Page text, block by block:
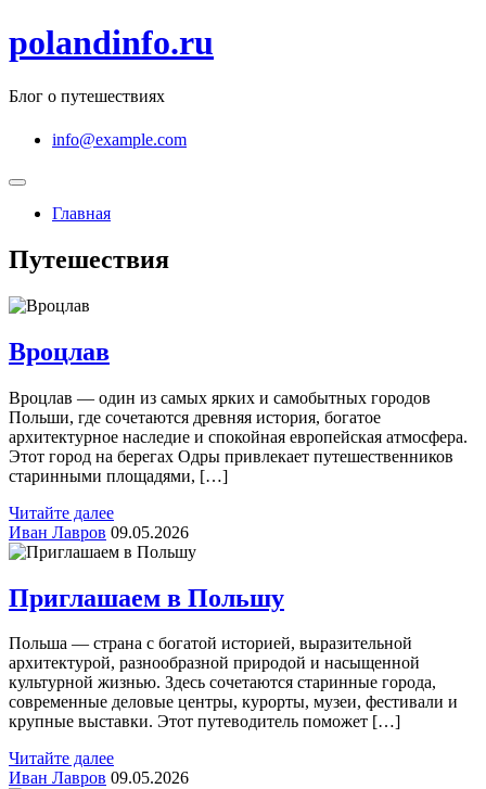
Перейти
к
polandinfo.ru
Блог о путешествиях
info@example.com
Главная
Путешествия
Вроцлав
Вроцлав — один из самых ярких и самобытных городов
Польши, где сочетаются древняя история, богатое
архитектурное наследие и спокойная европейская атмосфера.
Этот город на берегах Одры привлекает путешественников
старинными площадями, […]
Читайте далее
Иван Лавров 09.05.2026
Приглашаем в Польшу
Польша — страна с богатой историей, выразительной
архитектурой, разнообразной природой и насыщенной
культурной жизнью. Здесь сочетаются старинные города,
современные деловые центры, курорты, музеи, фестивали и
крупные выставки. Этот путеводитель поможет […]
Читайте далее
Иван Лавров 09.05.2026